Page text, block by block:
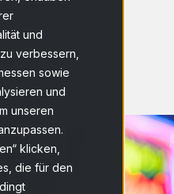
und
verbessern,
sowie
und
unseren
klicken,
die für den
präzise